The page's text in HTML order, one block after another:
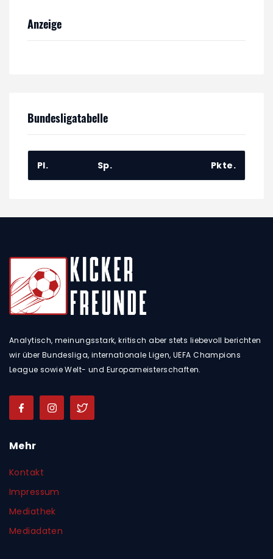
Anzeige
Bundesligatabelle
Pl. Sp. Pkte.
Analytisch, meinungsstark, kritisch aber stets liebevoll berichten
wir über Bundesliga, internationale Ligen, UEFA Champions
League sowie Welt- und Europameisterschaften.
Mehr
Kontakt
Impressum
Mediathek
Mediadaten